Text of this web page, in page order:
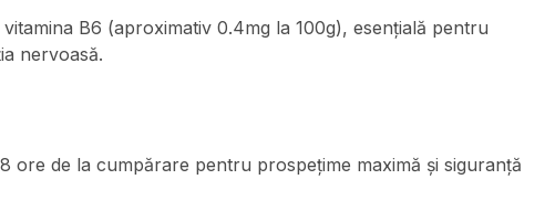
B6 (aproximativ 0.4mg la 100g), esențială pentru
nervoasă.
ore de la cumpărare pentru prospețime maximă și siguranță